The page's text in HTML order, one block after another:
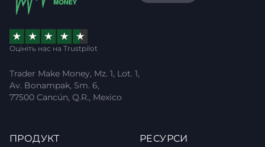
Оцініть нас на Trustpilot
Trader Make Money, Mz. 1, Lot. 1,
Av. Bonampak, Sm. 6,
77500 Cancún, Q.R., Mexico
ПРОДУКТ РЕСУРСИ